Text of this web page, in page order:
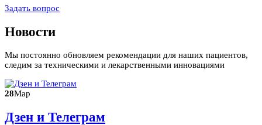
Задать вопрос
Новости
Мы постоянно обновляем рекомендации для наших пациентов,
следим за техническими и лекарственными инновациями
28Мар
Дзен и Телеграм